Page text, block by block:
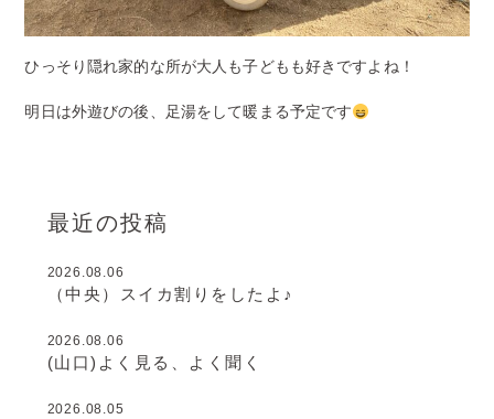
ひっそり隠れ家的な所が大人も子どもも好きですよね！
明日は外遊びの後、足湯をして暖まる予定です
最近の投稿
2026.08.06
（中央）スイカ割りをしたよ♪
2026.08.06
(山口)よく見る、よく聞く
2026.08.05